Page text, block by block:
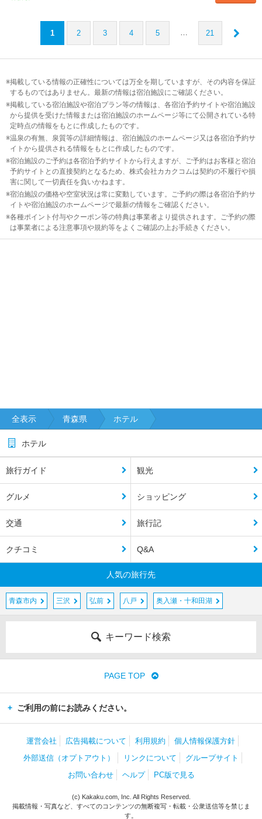
1 2 3 4 5 … 21
掲載している情報の正確性については万全を期していますが、その内容を保証
するものではありません。最新の情報は宿泊施設にご確認ください。
掲載している宿泊施設や宿泊プラン等の情報は、各宿泊予約サイトや宿泊施設
から提供を受けた情報または宿泊施設のホームページ等にて公開されている特
定時点の情報をもとに作成したものです。
温泉の有無、泉質等の詳細情報は、宿泊施設のホームページ又は各宿泊予約サ
イトから提供される情報をもとに作成したものです。
宿泊施設のご予約は各宿泊予約サイトから行えますが、ご予約はお客様と宿泊
予約サイトとの直接契約となるため、株式会社カカクコムは契約の不履行や損
害に関して一切責任を負いかねます。
宿泊施設の価格や空室状況は常に変動しています。ご予約の際は各宿泊予約サ
イトや宿泊施設のホームページで最新の情報をご確認ください。
各種ポイント付与やクーポン等の特典は事業者より提供されます。ご予約の際
は事業者による注意事項や規約等をよくご確認の上お手続きください。
全表示 青森県 ホテル
ホテル
旅行ガイド 観光
グルメ ショッピング
交通 旅行記
クチコミ Q&A
人気の旅行先
青森市内 三沢 弘前 八戸 奥入瀬・十和田湖
キーワード検索
PAGE TOP
ご利用の前にお読みください。
運営会社 広告掲載について 利用規約
個人情報保護方針
外部送信（オプトアウト）
リンクについて
グループサイト
お問い合わせ
ヘルプ PC版で見る
(c) Kakaku.com, Inc. All Rights Reserved.
掲載情報・写真など、すべてのコンテンツの無断複写・転載・公衆送信等を禁じま
す。